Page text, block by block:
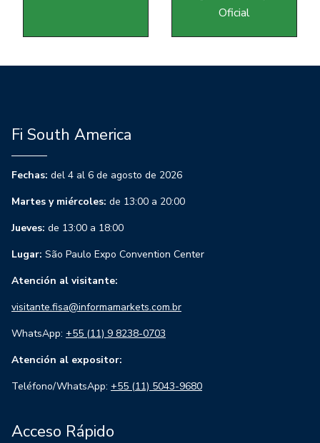
Oficial
Fi South America
Fechas: del 4 al 6 de agosto de 2026
Martes y miércoles: de 13:00 a 20:00
Jueves: de 13:00 a 18:00
Lugar: São Paulo Expo Convention Center
Atención al visitante:
visitante.fisa@informamarkets.com.br
WhatsApp: +55 (11) 9 8238-0703
Atención al expositor:
Teléfono/WhatsApp: +55 (11) 5043-9680
Acceso Rápido